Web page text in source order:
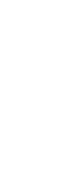
seguir
El monarca,
discurso más
bien común
algo que tanto
a lo largo de
hecho a que
Para Felipe
bien común
decisión
«debe orientar